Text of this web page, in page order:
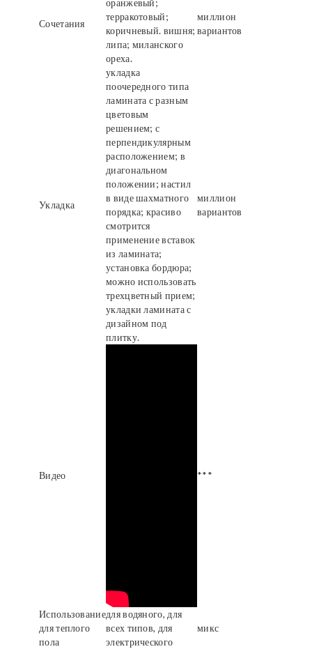
Сочетания
оранжевый;
терракотовый;
коричневый. вишня;
липа; миланского
ореха.
миллион
вариантов
Укладка
укладка
поочередного типа
ламината с разным
цветовым
решением; с
перпендикулярным
расположением; в
диагональном
положении; настил
в виде шахматного
порядка; красиво
смотрится
применение вставок
из ламината;
установка бордюра;
можно использовать
трехцветный прием;
укладки ламината с
дизайном под
плитку.
миллион
вариантов
Видео ***
Использование
для теплого
пола
для водяного, для
всех типов, для
электрического
микс